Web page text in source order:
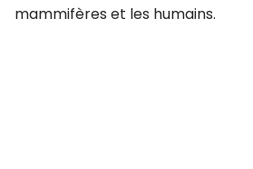
mammifères et les humains.